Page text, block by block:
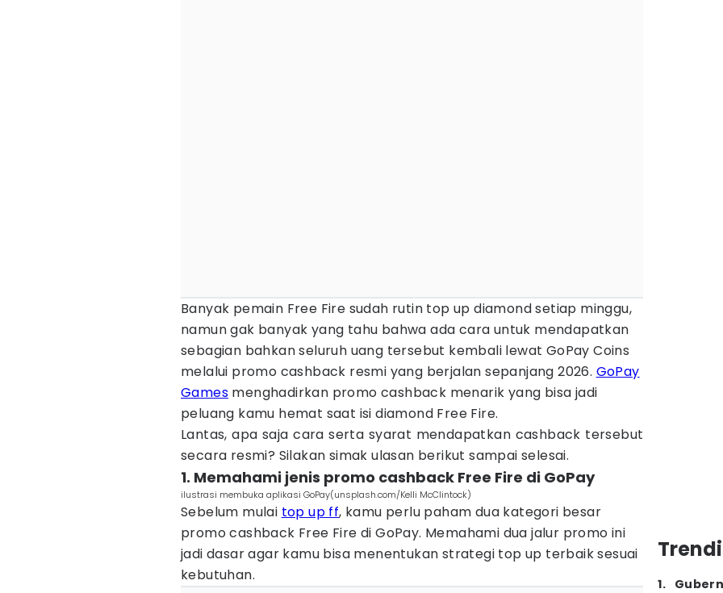
Banyak pemain Free Fire sudah rutin top up diamond setiap minggu,
namun gak banyak yang tahu bahwa ada cara untuk mendapatkan
sebagian bahkan seluruh uang tersebut kembali lewat GoPay Coins
melalui promo cashback resmi yang berjalan sepanjang 2026. GoPay
Games menghadirkan promo cashback menarik yang bisa jadi
peluang kamu hemat saat isi diamond Free Fire.
Lantas, apa saja cara serta syarat mendapatkan cashback tersebut
secara resmi? Silakan simak ulasan berikut sampai selesai.
1. Memahami jenis promo cashback Free Fire di GoPay
ilustrasi membuka aplikasi GoPay(unsplash.com/Kelli McClintock)
Sebelum mulai top up ff, kamu perlu paham dua kategori besar
promo cashback Free Fire di GoPay. Memahami dua jalur promo ini
jadi dasar agar kamu bisa menentukan strategi top up terbaik sesuai
kebutuhan.
1.